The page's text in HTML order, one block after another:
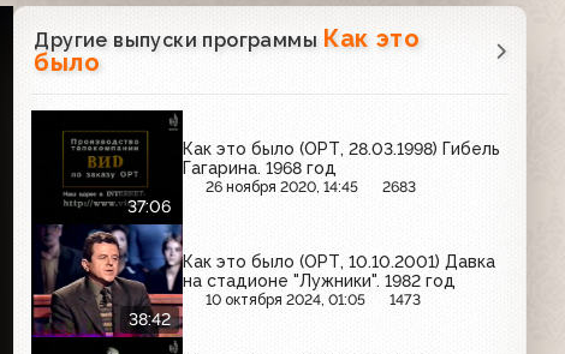
Другие выпуски программы Как это
было
37:06
Как это было (ОРТ, 28.03.1998) Гибель
Гагарина. 1968 год
26 ноября 2020, 14:45 2683
38:42
Как это было (ОРТ, 10.10.2001) Давка
на стадионе "Лужники". 1982 год
10 октября 2024, 01:05 1473